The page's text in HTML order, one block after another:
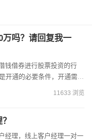
万吗？请回复我一
钱借券进行股票投资的行
开通的必要条件，开通需要
到5、...
11633 浏览
经理，线上客户经理一对一